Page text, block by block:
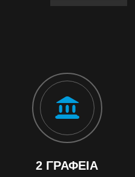
2 ΓΡΑΦΕΊΑ